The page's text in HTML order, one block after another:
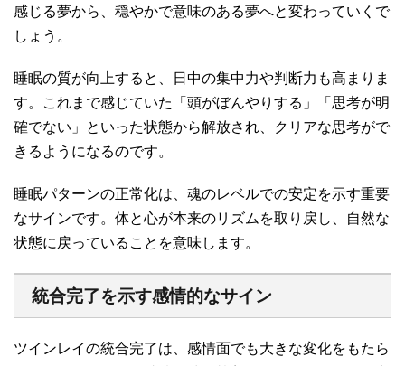
感じる夢から、穏やかで意味のある夢へと変わっていくで
しょう。
睡眠の質が向上すると、日中の集中力や判断力も高まりま
す。これまで感じていた「頭がぼんやりする」「思考が明
確でない」といった状態から解放され、クリアな思考がで
きるようになるのです。
睡眠パターンの正常化は、魂のレベルでの安定を示す重要
なサインです。体と心が本来のリズムを取り戻し、自然な
状態に戻っていることを意味します。
統合完了を示す感情的なサイン
ツインレイの統合完了は、感情面でも大きな変化をもたら